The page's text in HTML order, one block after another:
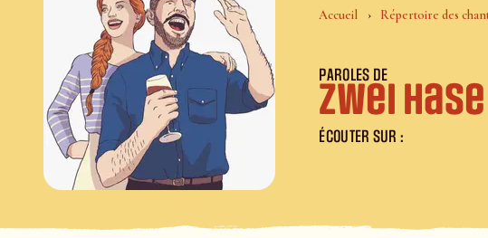
Accueil Répertoire des
PAROLES DE
Zwei Hase
ÉCOUTER SUR :